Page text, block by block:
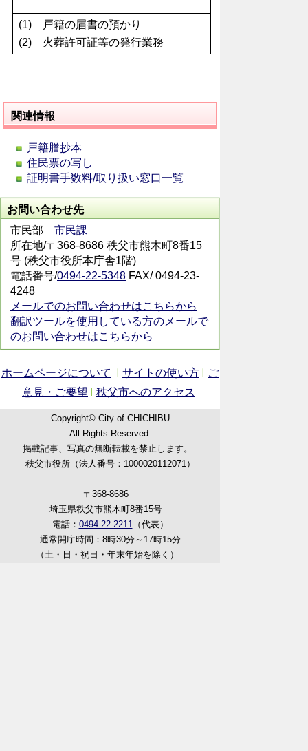
(1) 戸籍の届書の預かり
(2) 火葬許可証等の発行業務
関連情報
戸籍謄抄本
住民票の写し
証明書手数料/取り扱い窓口一覧
お問い合わせ先
市民部 市民課
所在地/〒368-8686 秩父市熊木町8番15
号 (秩父市役所本庁舎1階)
電話番号/0494-22-5348 FAX/ 0494-23-
4248
メールでのお問い合わせはこちらから
翻訳ツールを使用している方のメールで
のお問い合わせはこちらから
ホームページについて サイトの使い方
ご
意見・ご要望
秩父市へのアクセス
Copyright© City of CHICHIBU
All Rights Reserved.
掲載記事、写真の無断転載を禁止します。
秩父市役所（法人番号：1000020112071）
〒368-8686
埼玉県秩父市熊木町8番15号
電話： 0494-22-2211
（代表）
通常開庁時間：8時30分～17時15分
（土・日・祝日・年末年始を除く）